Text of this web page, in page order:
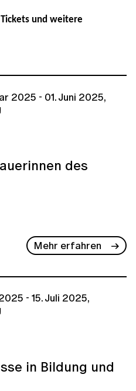
und weitere
2025 - 01. Juni 2025,
des
Mehr erfahren
- 15. Juli 2025,
in Bildung und